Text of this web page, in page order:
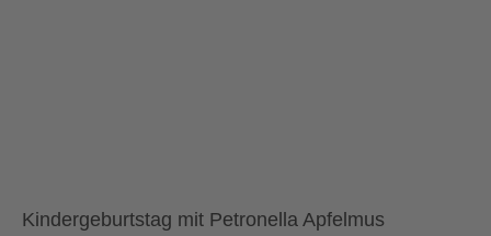
Kindergeburtstag mit Petronella Apfelmus